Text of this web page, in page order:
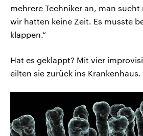
mehrere Techniker an, man
wir hatten keine Zeit. Es musste
klappen.“
Hat es geklappt? Mit vier
eilten sie zurück ins Krankenhaus.